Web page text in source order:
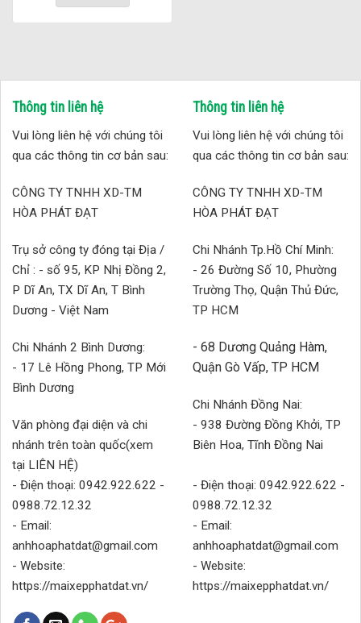
Thông tin liên hệ
Vui lòng liên hệ với chúng tôi
qua các thông tin cơ bản sau:
CÔNG TY TNHH XD-TM
HÒA PHÁT ĐẠT
Trụ sở công ty đóng tại Địa /
Chỉ : - số 95, KP Nhị Đồng 2,
P Dĩ An, TX Dĩ An, T Bình
Dương - Việt Nam
Chi Nhánh 2 Bình Dương:
- 17 Lê Hồng Phong, TP Mới
Bình Dương
Văn phòng đại diện và chi
nhánh trên toàn quốc(xem
tại LIÊN HỆ)
- Điện thoại: 0942.922.622 -
0988.72.12.32
- Email:
anhhoaphatdat@gmail.com
- Website:
https://maixepphatdat.vn/
Thông tin liên hệ
Vui lòng liên hệ với chúng tôi
qua các thông tin cơ bản sau:
CÔNG TY TNHH XD-TM
HÒA PHÁT ĐẠT
Chi Nhánh Tp.Hồ Chí Minh:
- 26 Đường Số 10, Phường
Trường Thọ, Quận Thủ Đức,
TP HCM
- 68 Dương Quảng Hàm,
Quận Gò Vấp, TP HCM
Chi Nhánh Đồng Nai:
- 938 Đường Đồng Khởi, TP
Biên Hoa, Tĩnh Đồng Nai
- Điện thoại: 0942.922.622 -
0988.72.12.32
- Email:
anhhoaphatdat@gmail.com
- Website:
https://maixepphatdat.vn/